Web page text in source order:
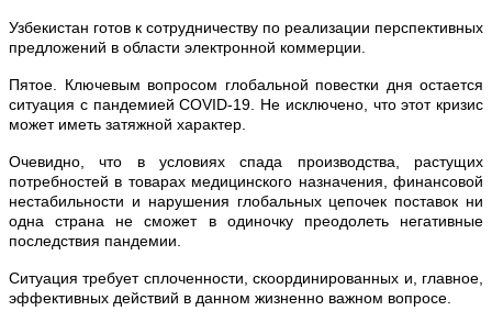
Узбекистан готов к сотрудничеству по реализации перспективных
предложений в области электронной коммерции.
Пятое. Ключевым вопросом глобальной повестки дня остается
ситуация с пандемией COVID-19. Не исключено, что этот кризис
может иметь затяжной характер.
Очевидно, что в условиях спада производства, растущих
потребностей в товарах медицинского назначения, финансовой
нестабильности и нарушения глобальных цепочек поставок ни
одна страна не сможет в одиночку преодолеть негативные
последствия пандемии.
Ситуация требует сплоченности, скоординированных и, главное,
эффективных действий в данном жизненно важном вопросе.